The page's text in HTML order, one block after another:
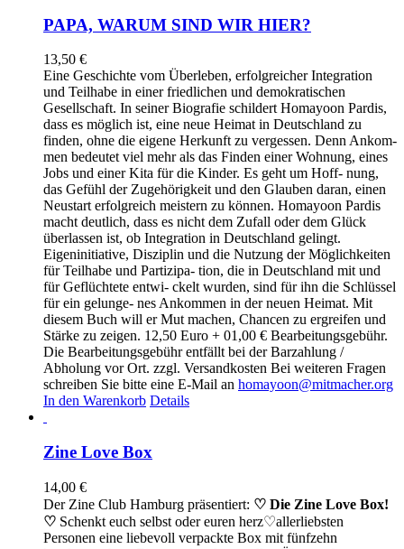
PAPA, WARUM SIND WIR HIER?
13,50 €
Eine Geschichte vom Überleben, erfolgreicher Integration
und Teilhabe in einer friedlichen und demokratischen
Gesellschaft. In seiner Biografie schildert Homayoon Pardis,
dass es möglich ist, eine neue Heimat in Deutschland zu
finden, ohne die eigene Herkunft zu vergessen. Denn Ankom-
men bedeutet viel mehr als das Finden einer Wohnung, eines
Jobs und einer Kita für die Kinder. Es geht um Hoff- nung,
das Gefühl der Zugehörigkeit und den Glauben daran, einen
Neustart erfolgreich meistern zu können. Homayoon Pardis
macht deutlich, dass es nicht dem Zufall oder dem Glück
überlassen ist, ob Integration in Deutschland gelingt.
Eigeninitiative, Disziplin und die Nutzung der Möglichkeiten
für Teilhabe und Partizipa- tion, die in Deutschland mit und
für Geflüchtete entwi- ckelt wurden, sind für ihn die Schlüssel
für ein gelunge- nes Ankommen in der neuen Heimat. Mit
diesem Buch will er Mut machen, Chancen zu ergreifen und
Stärke zu zeigen. 12,50 Euro + 01,00 € Bearbeitungsgebühr.
Die Bearbeitungsgebühr entfällt bei der Barzahlung /
Abholung vor Ort. zzgl. Versandkosten Bei weiteren Fragen
schreiben Sie bitte eine E-Mail an homayoon@mitmacher.org
In den Warenkorb Details
Zine Love Box
14,00 €
Der Zine Club Hamburg präsentiert: ♡ Die Zine Love Box!
♡ Schenkt euch selbst oder euren herz♡allerliebsten
Personen eine liebevoll verpackte Box mit fünfzehn